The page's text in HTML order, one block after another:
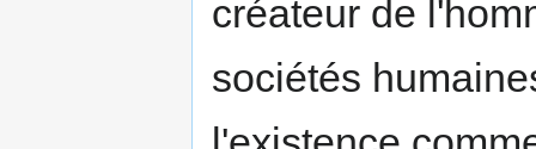
créateur de
sociétés